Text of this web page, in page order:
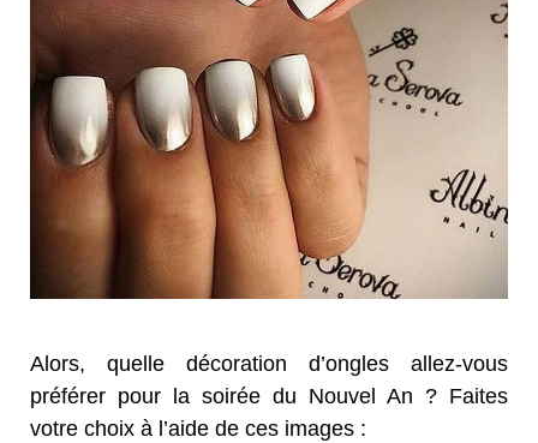
Alors, quelle décoration d’ongles allez-vous
préférer pour la soirée du Nouvel An ? Faites
votre choix à l’aide de ces images :